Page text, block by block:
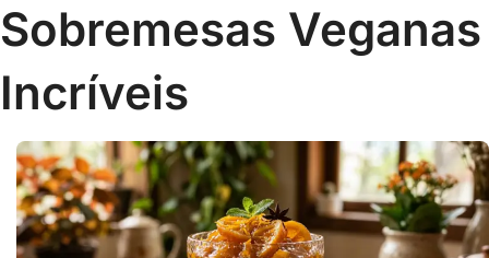
Sobremesas Veganas
Incríveis